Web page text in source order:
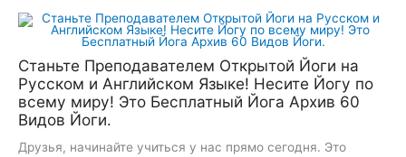
Перейти
Станьте Преподавателем Открытой Йоги на
Русском и Английском Языке! Несите Йогу по
всему миру! Это Бесплатный Йога Архив 60
Видов Йоги.
Друзья, начинайте учиться у нас прямо сегодня. Это